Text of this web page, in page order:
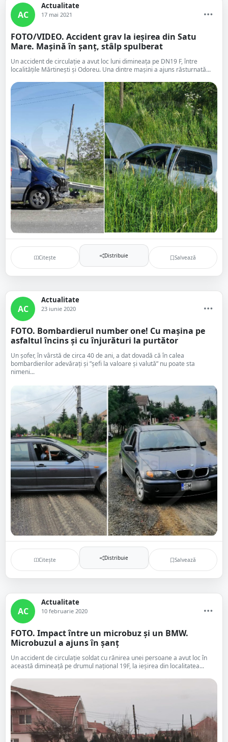
AC
Actualitate
17 mai 2021
FOTO/VIDEO. Accident grav la ieșirea din Satu
Mare. Mașină în șanț, stâlp spulberat
Un accident de circulație a avut loc luni dimineața pe DN19 F, între
localitățile Mărtinești și Odoreu. Una dintre mașini a ajuns răsturnată...
Citește Distribuie Salvează
AC
Actualitate
23 iunie 2020
FOTO. Bombardierul number one! Cu mașina pe
asfaltul încins și cu înjurături la purtător
Un șofer, în vârstă de circa 40 de ani, a dat dovadă că în calea
bombardierilor adevărați și ”șefi la valoare și valută” nu poate sta
nimeni...
Citește Distribuie Salvează
AC
Actualitate
10 februarie 2020
FOTO. Impact între un microbuz și un BMW.
Microbuzul a ajuns în șanț
Un accident de circulație soldat cu rănirea unei persoane a avut loc în
această dimineață pe drumul național 19F, la ieșirea din localitatea...